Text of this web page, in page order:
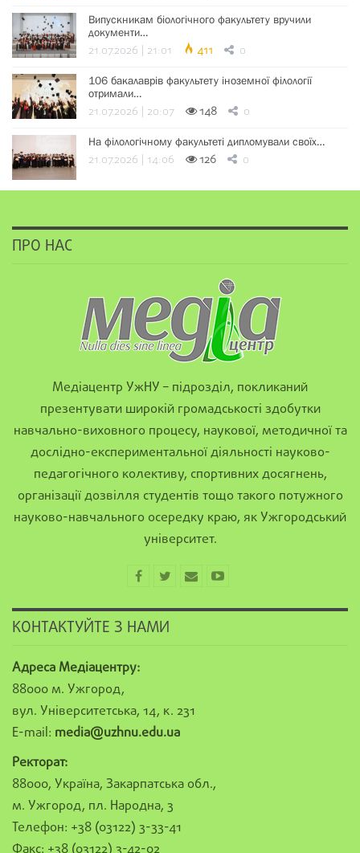
Випускникам біологічного факультету вручили
документи…
21.07.2026 | 21:01 411 0
106 бакалаврів факультету іноземної філології
отримали…
21.07.2026 | 20:07 148 0
На філологічному факультеті дипломували своїх…
21.07.2026 | 14:06 126 0
ПРО НАС
Медіацентр УжНУ – підрозділ, покликаний
презентувати широкій громадськості здобутки
навчально-виховного процесу, наукової, методичної та
дослідно-експериментальної діяльності науково-
педагогічного колективу, спортивних досягнень,
організації дозвілля студентів тощо такого потужного
науково-навчального осередку краю, як Ужгородський
університет.
КОНТАКТУЙТЕ З НАМИ
Адреса Медіацентру:
88000 м. Ужгород,
вул. Університетська, 14, к. 231
E-mail: media@uzhnu.edu.ua
Ректорат:
88000, Україна, Закарпатська обл.,
м. Ужгород, пл. Народна, 3
Телефон: +38 (03122) 3-33-41